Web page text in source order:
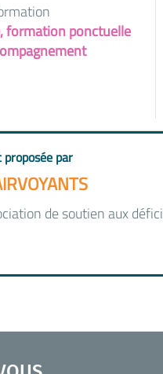
formation ponctuelle
par
de soutien aux